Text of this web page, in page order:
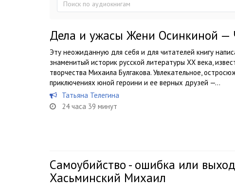
Дела и ужасы Жени Осинкиной —
Эту неожиданную для себя и для читателей книгу
знаменитый историк русской литературы ХХ века,
творчества Михаила Булгакова. Увлекательное,
приключениях юной героини и ее верных друзей —...
Татьяна Телегина
24 часа 39 минут
Самоубийство - ошибка или
Хасьминский Михаил